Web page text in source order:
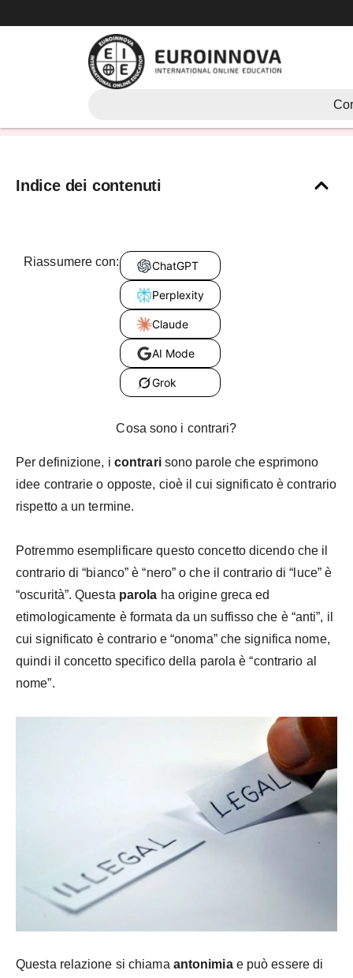
al
Cosa sono i contrari?
Indice dei contenuti
Riassumere con: ChatGPT
Perplexity
Claude
AI Mode
Grok
Cosa sono i contrari?
Per definizione, i contrarisono parole che esprimono
idee contrarie o opposte, cioè il cui significato è contrario
rispetto a un termine.
Potremmo esemplificare questo concetto dicendo che il
contrario di “bianco” è “nero” o che il contrario di “luce” è
“oscurità”. Questa parola ha origine greca ed
etimologicamente è formata da un suffisso che è “anti”, il
cui significato è contrario e “onoma” che significa nome,
quindi il concetto specifico della parola è “contrario al
nome”.
Questa relazione si chiama antonimiae può essere di